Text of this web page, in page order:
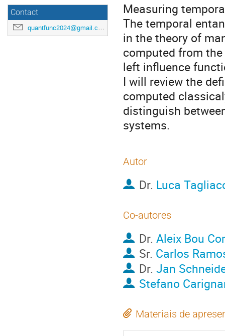
Contact
quantfunc2024@gmail.com
Measuring
The temporal
in the theory of
computed from
left influence
I will review the
computed
distinguish
systems.
Autor
Dr. Luca
Co-autores
Dr. Aleix Bou
Sr. Carlos
Dr. Jan
Stefano
Materiais de